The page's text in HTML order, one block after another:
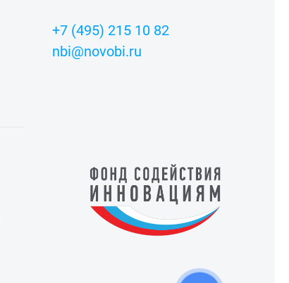
+7 (495) 215 10 82
nbi@novobi.ru